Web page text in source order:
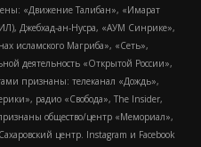
«Движение Талибан», «Имарат
Джебхад-ан-Нусра, «АУМ Синрике»,
исламского Магриба», «Сеть»,
деятельность «Открытой России»,
признаны: телеканал «Дождь»,
радио «Свобода», The Insider,
общество/центр «Мемориал»,
центр. Instagram и Facebook